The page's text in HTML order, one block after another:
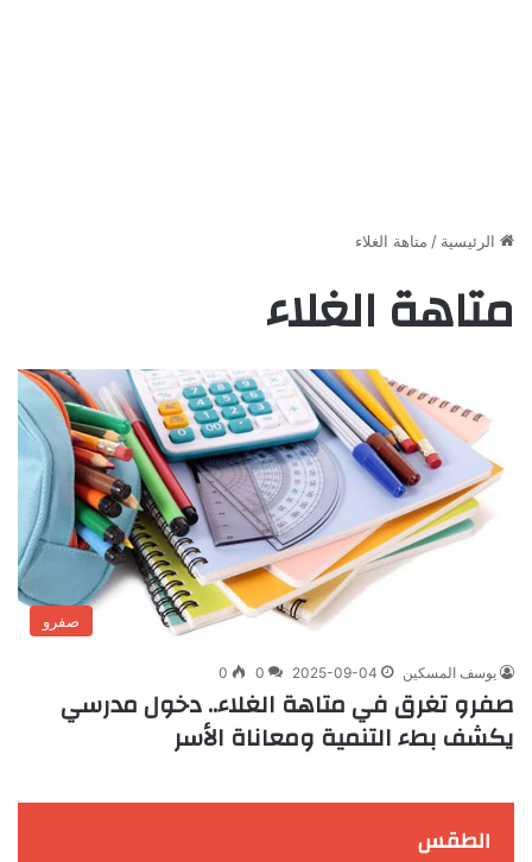
الرئيسية / متاهة الغلاء
متاهة الغلاء
صفرو
يوسف المسكين 2025-09-04
0
0
صفرو تغرق في متاهة الغلاء.. دخول مدرسي
يكشف بطء التنمية ومعاناة الأسر
الطقس